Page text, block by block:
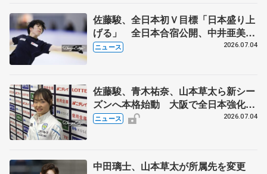
佐藤駿、全日本初Ｖ目標「日本盛り上
げる」 全日本合宿公開、中井亜美
「表現の幅広げる」 元世界王者のフ
ニュース 2026.07.04
佐藤駿、青木祐奈、山本草太ら新シー
ズンへ本格始動 大阪で全日本強化合
宿 シニアデビューの島田麻央らも
ニュース 2026.07.04
中田璃士、山本草太が所属先を変更